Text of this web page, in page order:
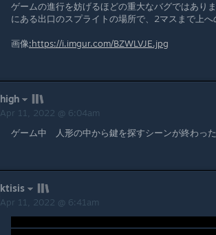
ゲームの進行を妨げるほどの重大なバグではあり
にある出口のスプライトの場所で、2マスまで上へ
画像:https://i.imgur.com/BZWLVJE.jpg
high
Apr 11, 2022 @ 6:04am
ゲーム中 人形の中から鍵を探すシーンが終わっ
ktisis
Apr 11, 2022 @ 6:41am